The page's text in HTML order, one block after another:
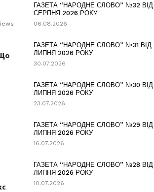
ГАЗЕТА “НАРОДНЕ СЛОВО” №32 ВІД
СЕРПНЯ 2026 РОКУ
06.08.2026
ГАЗЕТА “НАРОДНЕ СЛОВО” №31 ВІД
ЛИПНЯ 2026 РОКУ
30.07.2026
ГАЗЕТА “НАРОДНЕ СЛОВО” №30 ВІД
ЛИПНЯ 2026 РОКУ
23.07.2026
ГАЗЕТА “НАРОДНЕ СЛОВО” №29 ВІД
ЛИПНЯ 2026 РОКУ
16.07.2026
ГАЗЕТА “НАРОДНЕ СЛОВО” №28 ВІД
ЛИПНЯ 2026 РОКУ
10.07.2026